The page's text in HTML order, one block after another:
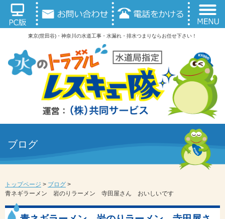
東京(世田谷)・神奈川の水道工事・水漏れ・排水つまりならお任せ下さい！
ブログ
トップページ > ブログ >
青ネギラーメン 岩のりラーメン 寺田屋さん おいしいです